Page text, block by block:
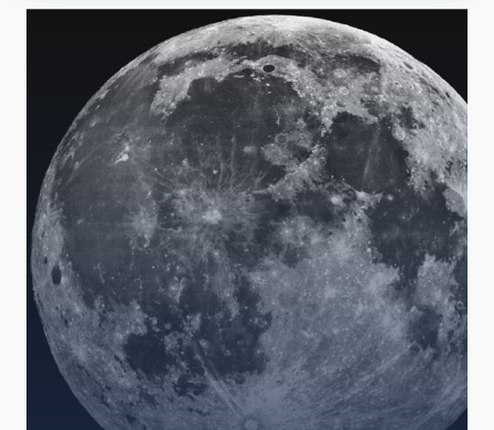
LINES OF RESEARCH
LINES OF INSTRUMENTATION
IACTEC LINES
ASTROPHYSICAL